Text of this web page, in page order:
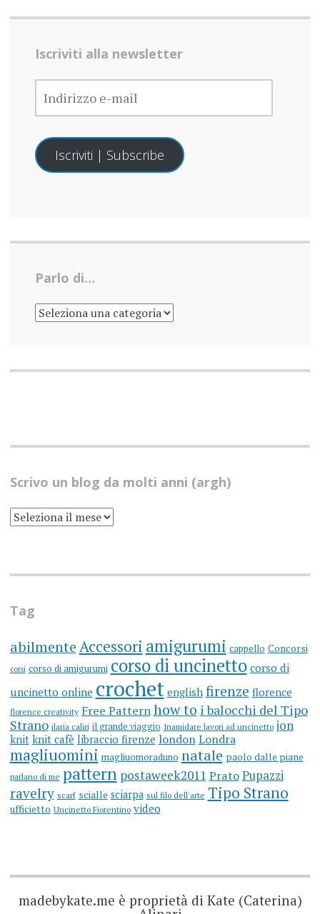
Iscriviti alla newsletter
INDIRIZZO
E-
MAIL
Iscriviti | Subscribe
Parlo di…
PARLO
DI…
Scrivo un blog da molti anni (argh)
SCRIVO
UN
(ARGH)
Tag
abilmente Accessori amigurumi cappello Concorsi
corsi corso di amigurumi corso di uncinetto corso di
uncinetto online crochet english firenze florence
florence creativity Free Pattern how to i balocchi del Tipo
Strano ilaria caliri il grande viaggio Inamidare lavori ad uncinetto jon
knit knit cafè libraccio firenze london Londra
magliuomini magliuomoraduno natale paolo dalle piane
parlano di me pattern postaweek2011 Prato Pupazzi
ravelry scarf scialle sciarpa sul filo dell'arte Tipo Strano
ufficietto Uncinetto Fiorentino video
madebykate.me è proprietà di Kate (Caterina)